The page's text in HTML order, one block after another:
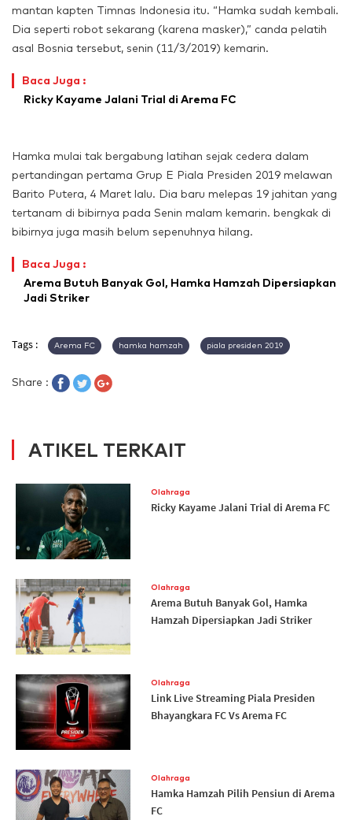
mantan kapten Timnas Indonesia itu. “Hamka sudah kembali.
Dia seperti robot sekarang (karena masker),” canda pelatih
asal Bosnia tersebut, senin (11/3/2019) kemarin.
Baca Juga :
Ricky Kayame Jalani Trial di Arema FC
Hamka mulai tak bergabung latihan sejak cedera dalam
pertandingan pertama Grup E Piala Presiden 2019 melawan
Barito Putera, 4 Maret lalu. Dia baru melepas 19 jahitan yang
tertanam di bibirnya pada Senin malam kemarin. bengkak di
bibirnya juga masih belum sepenuhnya hilang.
Baca Juga :
Arema Butuh Banyak Gol, Hamka Hamzah Dipersiapkan
Jadi Striker
Tags : Arema FC hamka hamzah piala presiden 2019
Share :
ATIKEL TERKAIT
Olahraga
Ricky Kayame Jalani Trial di Arema FC
Olahraga
Arema Butuh Banyak Gol, Hamka
Hamzah Dipersiapkan Jadi Striker
Olahraga
Link Live Streaming Piala Presiden
Bhayangkara FC Vs Arema FC
Olahraga
Hamka Hamzah Pilih Pensiun di Arema
FC